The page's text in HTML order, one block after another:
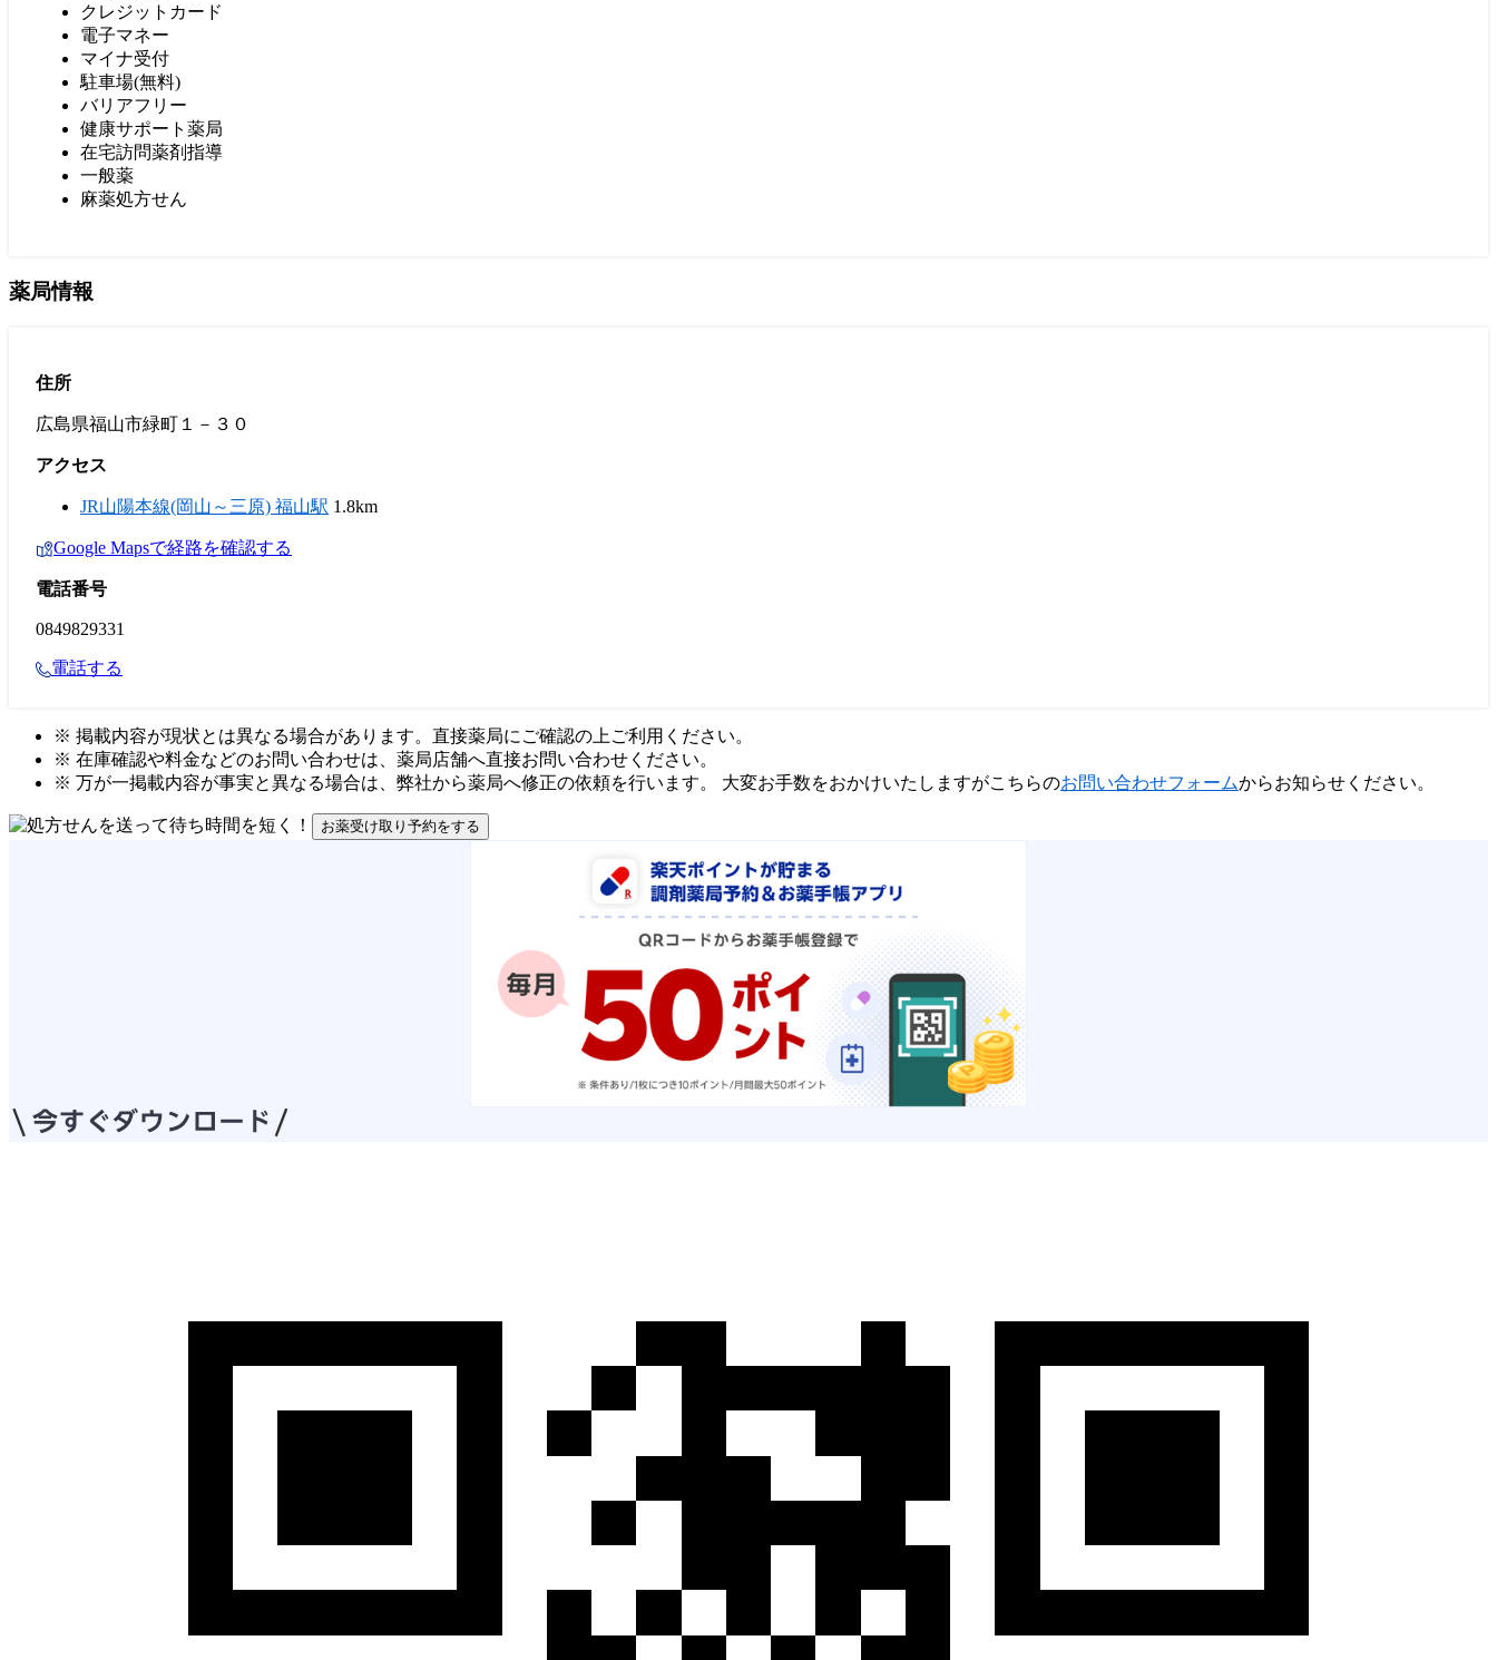
クレジットカード
電子マネー
マイナ受付
駐車場(無料)
バリアフリー
健康サポート薬局
在宅訪問薬剤指導
一般薬
麻薬処方せん
薬局情報
住所
広島県福山市緑町１－３０
アクセス
JR山陽本線(岡山～三原) 福山駅 1.8km
Google Mapsで経路を確認する
電話番号
0849829331
電話する
※ 掲載内容が現状とは異なる場合があります。直接薬局にご確認の上ご利用ください。
※ 在庫確認や料金などのお問い合わせは、薬局店舗へ直接お問い合わせください。
※ 万が一掲載内容が事実と異なる場合は、弊社から薬局へ修正の依頼を行います。 大変お手数をおかけいたしますがこちらのお問い合わせフォームからお知らせください。
お薬受け取り予約をする